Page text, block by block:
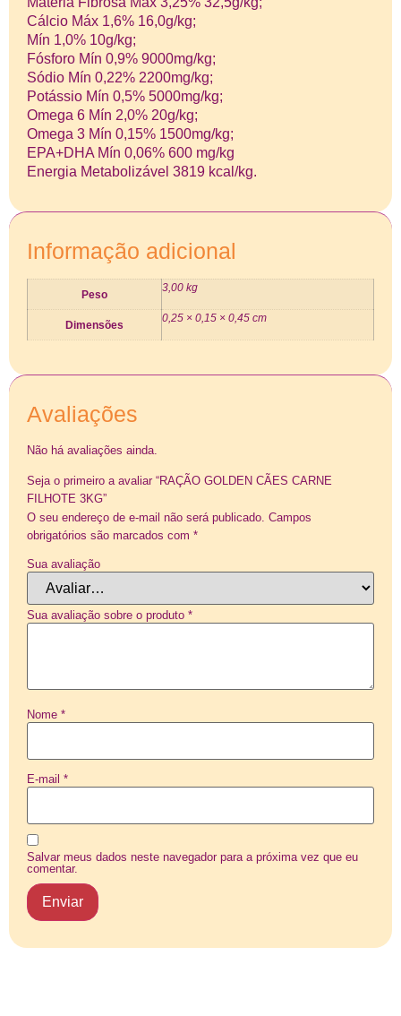
Cálcio Máx 1,6% 16,0g/kg;
Mín 1,0% 10g/kg;
Fósforo Mín 0,9% 9000mg/kg;
Sódio Mín 0,22% 2200mg/kg;
Potássio Mín 0,5% 5000mg/kg;
Omega 6 Mín 2,0% 20g/kg;
Omega 3 Mín 0,15% 1500mg/kg;
EPA+DHA Mín 0,06% 600 mg/kg
Energia Metabolizável 3819 kcal/kg.
Informação adicional
Peso
3,00 kg
Dimensões
0,25 × 0,15 × 0,45 cm
Avaliações
Não há avaliações ainda.
Seja o primeiro a avaliar “RAÇÃO GOLDEN CÃES CARNE
FILHOTE 3KG”
O seu endereço de e-mail não será publicado. Campos
obrigatórios são marcados com *
Sua avaliação
Sua avaliação sobre o produto *
Nome *
E-mail *
Salvar meus dados neste navegador para a próxima vez que eu
comentar.